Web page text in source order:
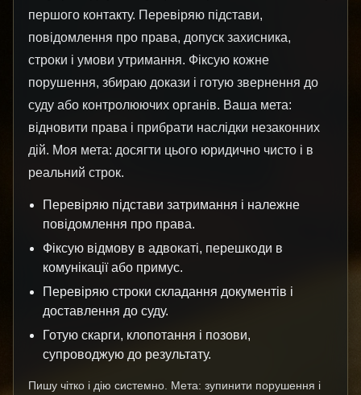
першого контакту. Перевіряю підстави,
повідомлення про права, допуск захисника,
строки і умови утримання. Фіксую кожне
порушення, збираю докази і готую звернення до
суду або контролюючих органів. Ваша мета:
відновити права і прибрати наслідки незаконних
дій. Моя мета: досягти цього юридично чисто і в
реальний строк.
Перевіряю підстави затримання і належне
повідомлення про права.
Фіксую відмову в адвокаті, перешкоди в
комунікації або примус.
Перевіряю строки складання документів і
доставлення до суду.
Готую скарги, клопотання і позови,
супроводжую до результату.
Пишу чітко і дію системно. Мета: зупинити порушення і